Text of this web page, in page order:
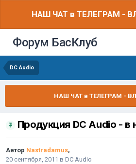
НАШ ЧАТ в ТЕЛЕГРАМ -
Форум БасКлуб
DC Audio
НАШ ЧАТ в ТЕЛЕГРАМ -
Продукция DC Audio - в
Автор Nastradamus,
20 сентября, 2011 в DC Audio